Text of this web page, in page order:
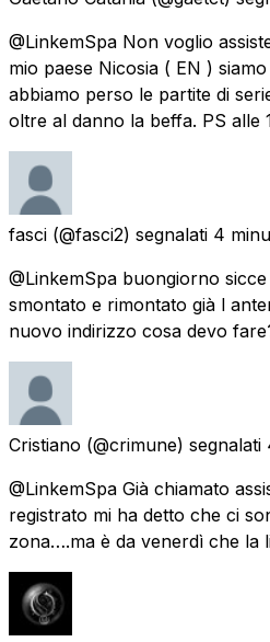
@LinkemSpa Non voglio
mio paese Nicosia ( EN )
abbiamo perso le partite di
oltre al danno la beffa. PS alle
fasci (@fasci2) segnalati 4
@LinkemSpa buongiorno
smontato e rimontato già l
nuovo indirizzo cosa devo
Cristiano (@crimune) segnalati
@LinkemSpa Già chiamato
registrato mi ha detto che ci
zona….ma è da venerdì che la